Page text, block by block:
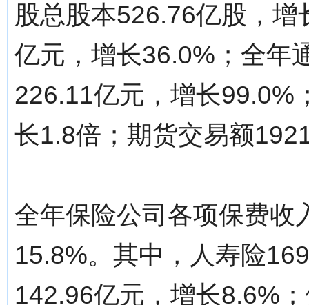
股总股本526.76亿股，
亿元，增长36.0%；全年
226.11亿元，增长99.0%
长1.8倍；期货交易额
全年保险公司各项保费收
15.8%。其中，人寿险
142.96亿元，增长8.6%